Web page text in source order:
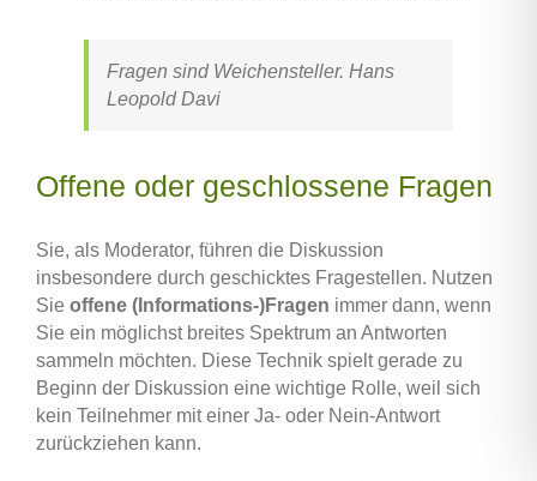
Fragen sind Weichensteller. Hans
Leopold Davi
Offene oder geschlossene Fragen
Sie, als Moderator, führen die Diskussion
insbesondere durch geschicktes Fragestellen. Nutzen
Sie offene (Informations-)Fragen immer dann, wenn
Sie ein möglichst breites Spektrum an Antworten
sammeln möchten. Diese Technik spielt gerade zu
Beginn der Diskussion eine wichtige Rolle, weil sich
kein Teilnehmer mit einer Ja- oder Nein-Antwort
zurückziehen kann.